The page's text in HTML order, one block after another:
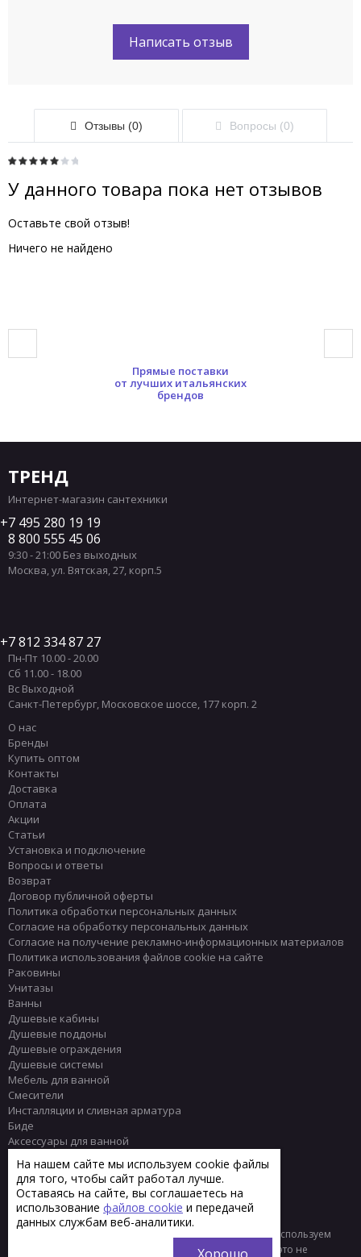
Написать отзыв
Отзывы (0) Вопросы (0)
У данного товара пока нет отзывов
Оставьте свой отзыв!
Ничего не найдено
Прямые поставки
от лучших итальянских
брендов
ТРЕНД
Интернет-магазин сантехники
7 495 280 19 19
8 800 555 45 06
9:30 - 21:00 Без выходных
Москва ул. Вятская, 27, корп.5
7 812 334 87 27
Пн-Пт 10.00 - 20.00
Сб 11.00 - 18.00
Вс Выходной
Санкт-Петербург Московское шоссе, 177 корп. 2
О нас
Бренды
Купить оптом
Контакты
Доставка
Оплата
Акции
Статьи
Установка и подключение
Вопросы и ответы
Возврат
Договор публичной оферты
Политика обработки персональных данных
Согласие на обработку персональных данных
Согласие на получение рекламно-информационных материалов
Политика использования файлов cookie на сайте
Раковины
Унитазы
Ванны
Душевые кабины
Душевые поддоны
Душевые ограждения
Душевые системы
Мебель для ванной
Смесители
Инсталляции и сливная арматура
Биде
Аксессуары для ванной
Полотенцесушители
Комплектующие
Плитка
© 2013 - 2026 Интернет-магазин сантехники Тренд
Мы используем
файлы «cookie» для функционирования сайта. Если вас это не
На нашем сайте мы используем cookie файлы
для того, чтобы сайт работал лучше.
Оставаясь на сайте, вы соглашаетесь на
использование файлов cookie и передачей
данных службам веб-аналитики.